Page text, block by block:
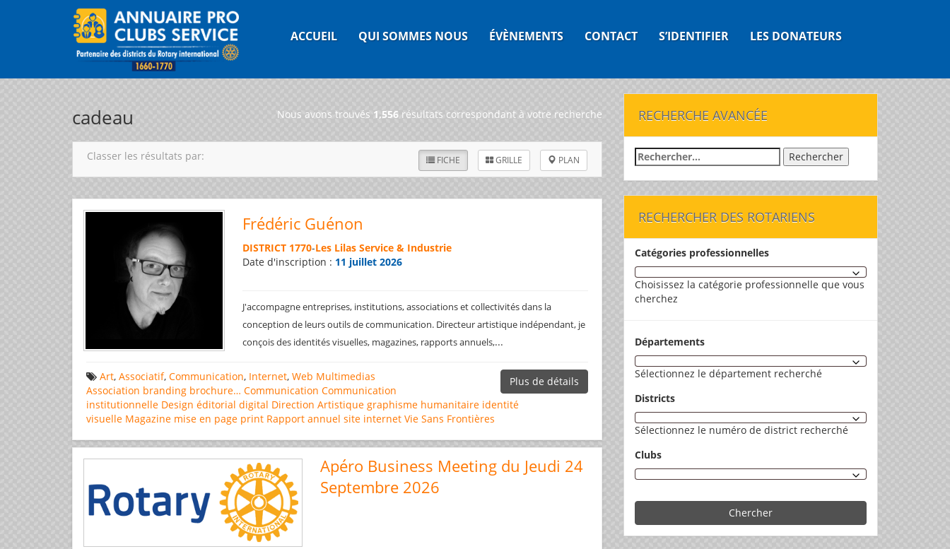
ACCUEIL QUI SOMMES NOUS ÉVÈNEMENTS CONTACT S’IDENTIFIER LES DONATEURS
cadeau Nous avons trouvés 1,556 résultats correspondant à votre recherche
FICHE GRILLE PLAN
Classer les résultats par:
Frédéric Guénon
DISTRICT 1770-Les Lilas Service & Industrie
Date d'inscription : 11 juillet 2026
J'accompagne entreprises, institutions, associations et collectivités dans la
conception de leurs outils de communication. Directeur artistique indépendant, je
conçois des identités visuelles, magazines, rapports annuels,...
Plus de détails
Art, Associatif, Communication, Internet, Web Multimedias
Association branding brochure… Communication Communication
institutionnelle Design éditorial digital Direction Artistique graphisme humanitaire identité
visuelle Magazine mise en page print Rapport annuel site internet Vie Sans Frontières
Apéro Business Meeting du Jeudi 24
Septembre 2026
RECHERCHE AVANCÉE
Rechercher :
RECHERCHER DES ROTARIENS
Catégories professionnelles
Choisissez la catégorie professionnelle que vous
cherchez
Départements
Sélectionnez le département recherché
Districts
Sélectionnez le numéro de district recherché
Clubs
Chercher